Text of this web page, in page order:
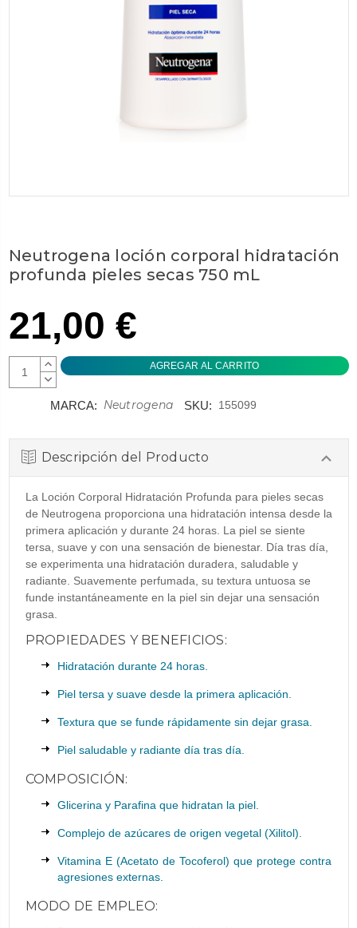
Neutrogena loción corporal hidratación
profunda pieles secas 750 mL
21,00 €
AUMENTAR
CANTIDAD:
DISMINUIR
MARCA: Neutrogena SKU: 155099
Descripción del Producto
La Loción Corporal Hidratación Profunda para pieles secas
de Neutrogena proporciona una hidratación intensa desde la
primera aplicación y durante 24 horas. La piel se siente
tersa, suave y con una sensación de bienestar. Día tras día,
se experimenta una hidratación duradera, saludable y
radiante. Suavemente perfumada, su textura untuosa se
funde instantáneamente en la piel sin dejar una sensación
grasa.
PROPIEDADES Y BENEFICIOS:
Hidratación durante 24 horas.
Piel tersa y suave desde la primera aplicación.
Textura que se funde rápidamente sin dejar grasa.
Piel saludable y radiante día tras día.
COMPOSICIÓN:
Glicerina y Parafina que hidratan la piel.
Complejo de azúcares de origen vegetal (Xilitol).
Vitamina E (Acetato de Tocoferol) que protege contra
agresiones externas.
MODO DE EMPLEO: